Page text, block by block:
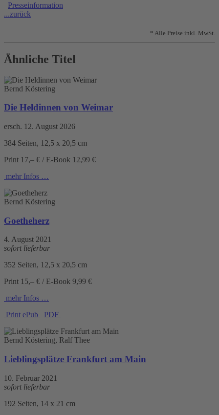
Presseinformation
...zurück
* Alle Preise inkl. MwSt.
Ähnliche Titel
Bernd Köstering
Die Heldinnen von Weimar
ersch. 12. August 2026
384 Seiten, 12,5 x 20,5 cm
Print 17,– € / E-Book 12,99 €
mehr Infos …
Bernd Köstering
Goetheherz
4. August 2021
sofort lieferbar
352 Seiten, 12,5 x 20,5 cm
Print 15,– € / E-Book 9,99 €
mehr Infos …
Print ePub PDF
Bernd Köstering, Ralf Thee
Lieblingsplätze Frankfurt am Main
10. Februar 2021
sofort lieferbar
192 Seiten, 14 x 21 cm